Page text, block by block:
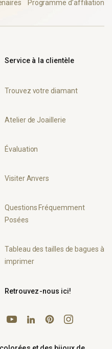
Programme d’affiliation
Service à la clientèle
Trouvez votre diamant
Atelier de Joaillerie
Évaluation
Visiter Anvers
Questions Fréquemment
Posées
Tableau des tailles de bagues à
imprimer
Retrouvez-nous ici!
YouTubeLinkedInPinterestInstagram